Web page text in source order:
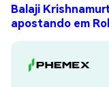
Balaji
apostando em